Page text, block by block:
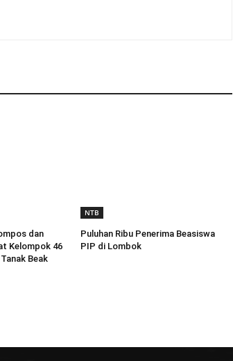
dan
Kelompok 46
Beak
NTB
Puluhan Ribu Penerima Beasiswa
PIP di Lombok